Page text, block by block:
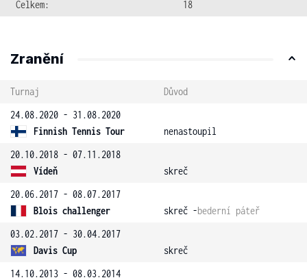
Celkem:
18
Zranění
Turnaj
Důvod
24.08.2020 - 31.08.2020
Finnish Tennis Tour
nenastoupil
20.10.2018 - 07.11.2018
Vídeň
skreč
20.06.2017 - 08.07.2017
Blois challenger
skreč -bederní páteř
03.02.2017 - 30.04.2017
Davis Cup
skreč
14.10.2013 - 08.03.2014